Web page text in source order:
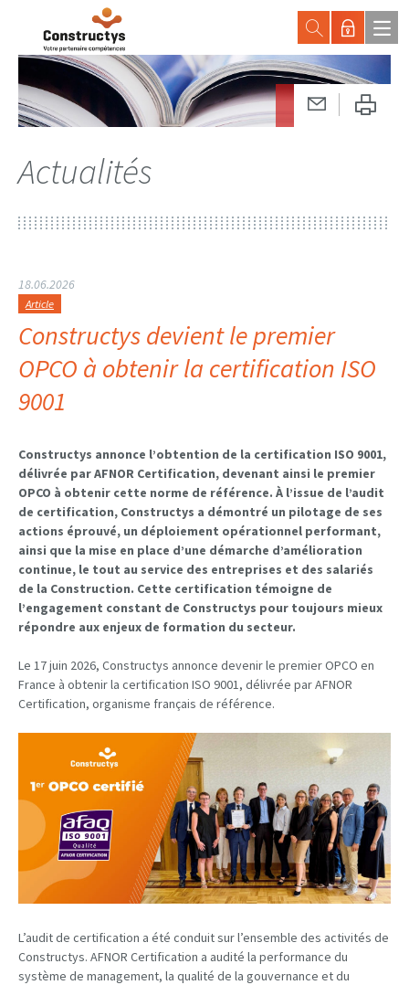
Actualités
18.06.2026
Article
Constructys devient le premier
OPCO à obtenir la certification ISO
9001
Constructys annonce l’obtention de la certification ISO 9001,
délivrée par AFNOR Certification, devenant ainsi le premier
OPCO à obtenir cette norme de référence. À l’issue de l’audit
de certification, Constructys a démontré un pilotage de ses
actions éprouvé, un déploiement opérationnel performant,
ainsi que la mise en place d’une démarche d’amélioration
continue, le tout au service des entreprises et des salariés
de la Construction. Cette certification témoigne de
l’engagement constant de Constructys pour toujours mieux
répondre aux enjeux de formation du secteur.
Le 17 juin 2026, Constructys annonce devenir le premier OPCO en
France à obtenir la certification ISO 9001, délivrée par AFNOR
Certification, organisme français de référence.
L’audit de certification a été conduit sur l’ensemble des activités de
Constructys. AFNOR Certification a audité la performance du
système de management, la qualité de la gouvernance et du